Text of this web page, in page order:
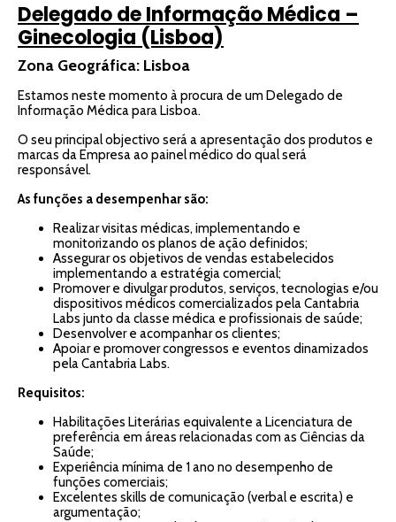
Delegado de Informação Médica –
Ginecologia (Lisboa)
Zona Geográfica: Lisboa
Estamos neste momento à procura de um Delegado de
Informação Médica para Lisboa.
O seu principal objectivo será a apresentação dos produtos e
marcas da Empresa ao painel médico do qual será
responsável.
As funções a desempenhar são:
Realizar visitas médicas, implementando e
monitorizando os planos de ação definidos;
Assegurar os objetivos de vendas estabelecidos
implementando a estratégia comercial;
Promover e divulgar produtos, serviços, tecnologias e/ou
dispositivos médicos comercializados pela Cantabria
Labs junto da classe médica e profissionais de saúde;
Desenvolver e acompanhar os clientes;
Apoiar e promover congressos e eventos dinamizados
pela Cantabria Labs.
Requisitos:
Habilitações Literárias equivalente a Licenciatura de
preferência em áreas relacionadas com as Ciências da
Saúde;
Experiência mínima de 1 ano no desempenho de
funções comerciais;
Excelentes skills de comunicação (verbal e escrita) e
argumentação;